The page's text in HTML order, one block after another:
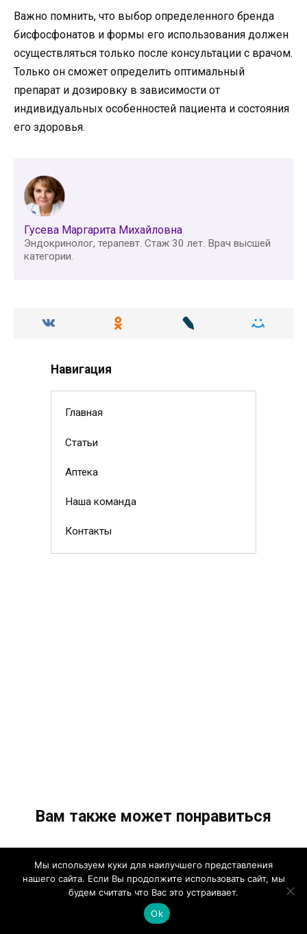
Важно помнить, что выбор определенного бренда
бисфосфонатов и формы его использования должен
осуществляться только после консультации с врачом.
Только он сможет определить оптимальный
препарат и дозировку в зависимости от
индивидуальных особенностей пациента и состояния
его здоровья.
Гусева Маргарита Михайловна
Эндокринолог, терапевт. Стаж 30 лет. Врач высшей
категории.
Навигация
Главная
Статьи
Аптека
Наша команда
Контакты
Вам также может понравиться
Мы используем куки для наилучшего представления
нашего сайта. Если Вы продолжите использовать сайт, мы
будем считать что Вас это устраивает.
Ok